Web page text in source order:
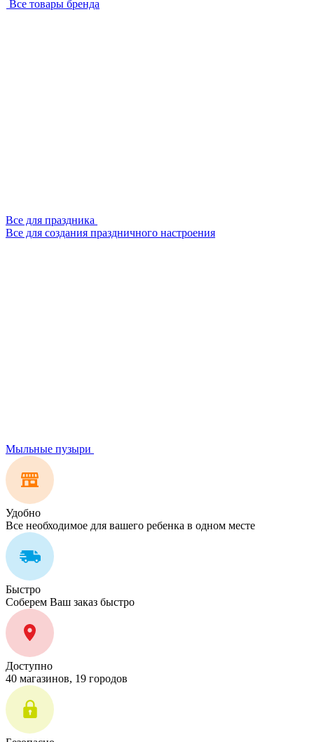
Все товары бренда
Все для праздника
Все для создания праздничного настроения
Мыльные пузыри
Удобно
Все необходимое для вашего ребенка в одном месте
Быстро
Соберем Ваш заказ быстро
Доступно
40 магазинов, 19 городов